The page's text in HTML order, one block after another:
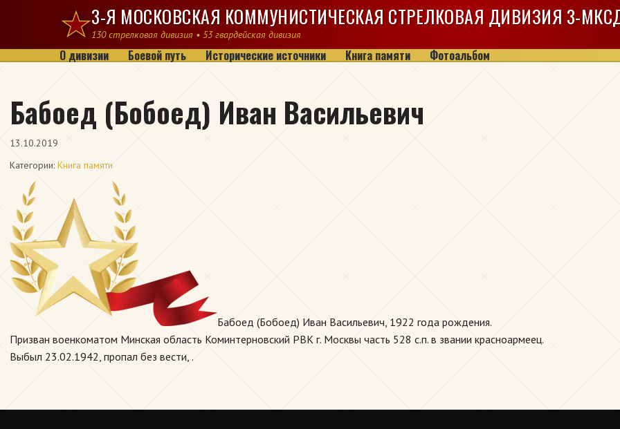
Перейти к содержимому3-Я МОСКОВСКАЯ КОММУНИСТИЧЕСКАЯ СТРЕЛКОВАЯ ДИВИЗИЯ 3-
130 стрелковая дивизия • 53 гвардейская дивизия
О дивизии Боевой путь Исторические источники Книга памяти Фотоальбом
Бабоед (Бобоед) Иван Васильевич
13.10.2019
Категории: Книга памяти
Бабоед (Бобоед) Иван Васильевич, 1922 года рождения.
Призван военкоматом Минская область Коминтерновский РВК г. Москвы часть 528 с.п. в звании красноармеец.
Выбыл 23.02.1942, пропал без вести, .